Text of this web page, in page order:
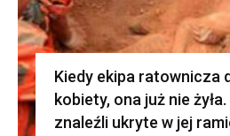
Kiedy ekipa ratownicza
kobiety, ona już nie
znaleźli ukryte w jej